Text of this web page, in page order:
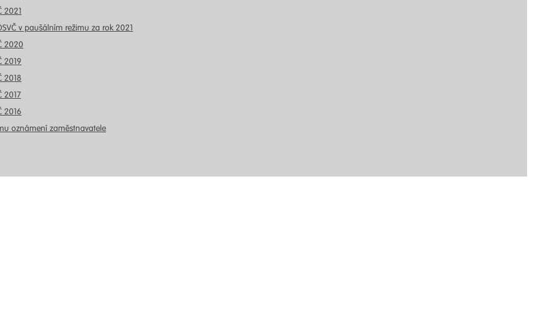
2021
v paušálním režimu za rok 2021
2020
2019
2018
2017
2016
oznámení zaměstnavatele